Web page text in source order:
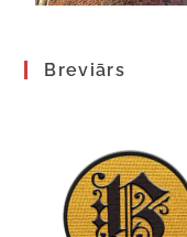
Breviārs